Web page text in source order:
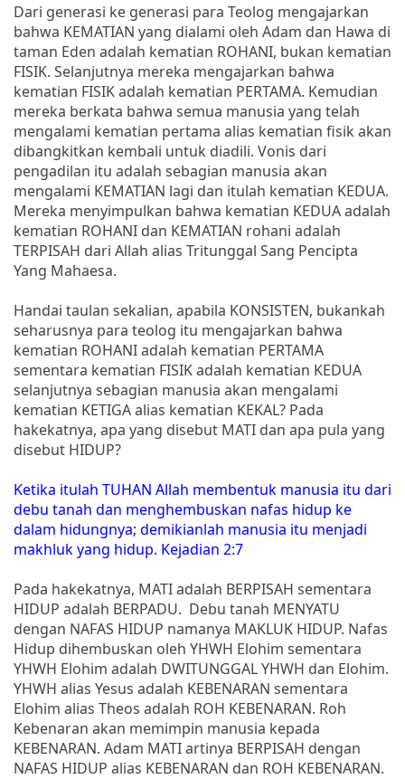
Dari generasi ke generasi para Teolog mengajarkan
bahwa KEMATIAN yang dialami oleh Adam dan Hawa di
taman Eden adalah kematian ROHANI, bukan kematian
FISIK. Selanjutnya mereka mengajarkan bahwa
kematian FISIK adalah kematian PERTAMA. Kemudian
mereka berkata bahwa semua manusia yang telah
mengalami kematian pertama alias kematian fisik akan
dibangkitkan kembali untuk diadili. Vonis dari
pengadilan itu adalah sebagian manusia akan
mengalami KEMATIAN lagi dan itulah kematian KEDUA.
Mereka menyimpulkan bahwa kematian KEDUA adalah
kematian ROHANI dan KEMATIAN rohani adalah
TERPISAH dari Allah alias Tritunggal Sang Pencipta
Yang Mahaesa.
Handai taulan sekalian, apabila KONSISTEN, bukankah
seharusnya para teolog itu mengajarkan bahwa
kematian ROHANI adalah kematian PERTAMA
sementara kematian FISIK adalah kematian KEDUA
selanjutnya sebagian manusia akan mengalami
kematian KETIGA alias kematian KEKAL? Pada
hakekatnya, apa yang disebut MATI dan apa pula yang
disebut HIDUP?
Ketika itulah TUHAN Allah membentuk manusia itu dari
debu tanah dan menghembuskan nafas hidup ke
dalam hidungnya; demikianlah manusia itu menjadi
makhluk yang hidup. Kejadian 2:7
Pada hakekatnya, MATI adalah BERPISAH sementara
HIDUP adalah BERPADU. Debu tanah MENYATU
dengan NAFAS HIDUP namanya MAKLUK HIDUP. Nafas
Hidup dihembuskan oleh YHWH Elohim sementara
YHWH Elohim adalah DWITUNGGAL YHWH dan Elohim.
YHWH alias Yesus adalah KEBENARAN sementara
Elohim alias Theos adalah ROH KEBENARAN. Roh
Kebenaran akan memimpin manusia kepada
KEBENARAN. Adam MATI artinya BERPISAH dengan
NAFAS HIDUP alias KEBENARAN dan ROH KEBENARAN.